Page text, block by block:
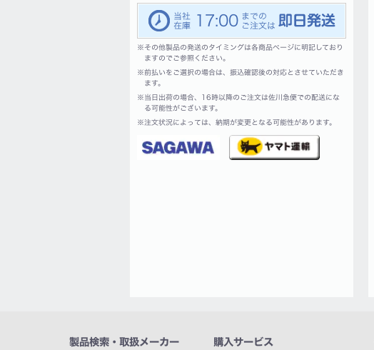
17:00
※その他製品の発送のタイミングは各商品ページに明記しており
ますのでご参照ください。
※前払いをご選択の場合は、振込確認後の対応とさせていただき
ます。
※ 当日出荷の場合、16時以降のご注文は佐川急便での配送にな
る可能性がございます。
※注文状況によっては、納期が変更となる可能性があります。
製品検索・取扱メーカー
購入サービス